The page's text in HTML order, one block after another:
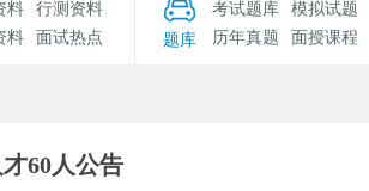
印 成绩查询 录用公示 考试题库
料
行测资料
料
面试热点 题库
考试题库
模拟试题
历年真题
面授课程
60人公告